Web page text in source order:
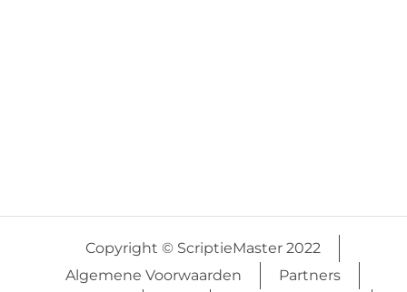
Copyright © ScriptieMaster 2022
Algemene Voorwaarden
Partners